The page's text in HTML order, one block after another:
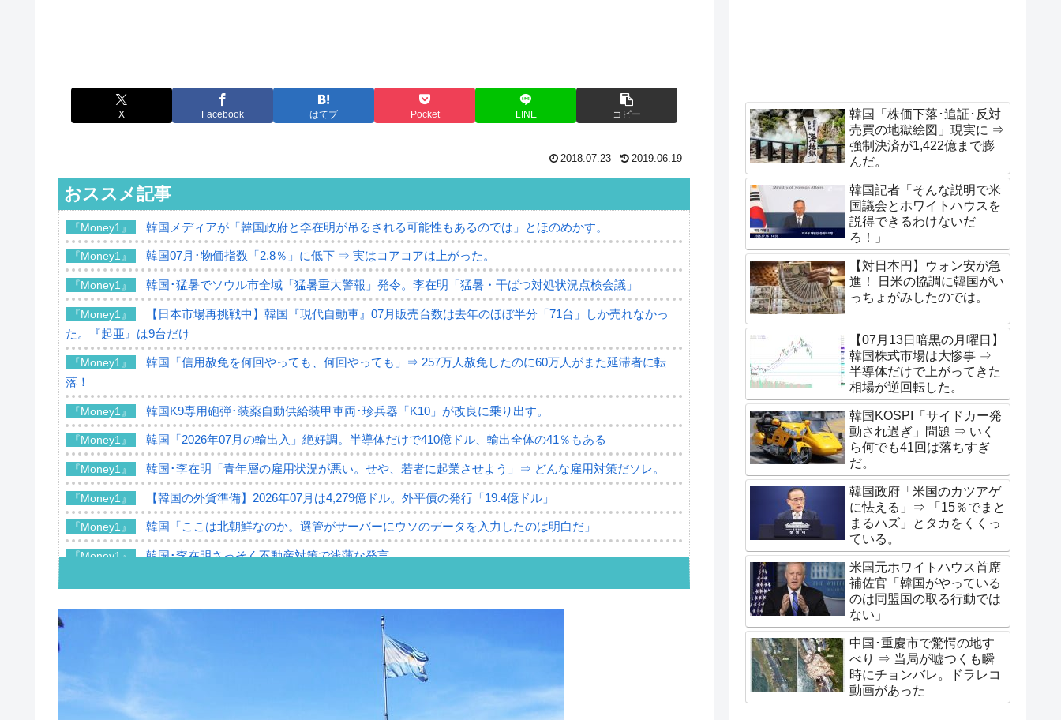
X Facebook はてブ Pocket LINE コピー
2018.07.23 2019.06.19
おススメ記事
『Money1』 韓国メディアが「韓国政府と李在明が吊るされる可能性もあるのでは」とほのめかす。
『Money1』 韓国07月･物価指数「2.8％」に低下 ⇒ 実はコアコアは上がった。
『Money1』 韓国･猛暑でソウル市全域「猛暑重大警報」発令。李在明「猛暑・干ばつ対処状況点検会議」
『Money1』
【日本市場再挑戦中】韓国『現代自動車』07月販売台数は去年のほぼ半分「71台」しか売れなかっ
た。『起亜』は9台だけ
『Money1』
韓国「信用赦免を何回やっても、何回やっても」⇒ 257万人赦免したのに60万人がまた延滞者に転
落！
『Money1』 韓国K9専用砲弾･装薬自動供給装甲車両･珍兵器「K10」が改良に乗り出す。
『Money1』 韓国「2026年07月の輸出入」絶好調。半導体だけで410億ドル、輸出全体の41％もある
『Money1』 韓国･李在明「青年層の雇用状況が悪い。せや、若者に起業させよう」⇒ どんな雇用対策だソレ。
『Money1』 【韓国の外貨準備】2026年07月は4,279億ドル。外平債の発行「19.4億ドル」
『Money1』 韓国「ここは北朝鮮なのか。選管がサーバーにウソのデータを入力したのは明白だ」
『Money1』 韓国･李在明さっそく不動産対策で浅薄な発言。
『韓国銀行』が「金の保有量を増やします」⇒「金を経由するドル入手」手段ではないのか？
韓国･外為取引量「1日当たり1,214.4億ドル」まで拡大 ⇒ 海外資金の動きに強く左右される状態
韓国･帰ってきた李在明。李在明を支持しない「50.5％」に上昇
『Money1』
韓国大統領府ボンクラ政策室長が告発された ⇒ 国家が行った恐るべき株価操作であり、空前の国政
韓国「株価下落･追証･反対
売買の地獄絵図」現実に ⇒
強制決済が1,422億まで膨
んだ。
韓国記者「そんな説明で米
国議会とホワイトハウスを
説得できるわけないだ
ろ！」
【対日本円】ウォン安が急
進！ 日米の協調に韓国がい
っちょがみしたのでは。
【07月13日暗黒の月曜日】
韓国株式市場は大惨事 ⇒
半導体だけで上がってきた
相場が逆回転した。
韓国KOSPI「サイドカー発
動され過ぎ」問題 ⇒ いく
ら何でも41回は落ちすぎ
だ。
韓国政府「米国のカツアゲ
に怯える」⇒ 「15％でまと
まるハズ」とタカをくくっ
ている。
米国元ホワイトハウス首席
補佐官「韓国がやっている
のは同盟国の取る行動では
ない」
中国･重慶市で驚愕の地す
べり ⇒ 当局が嘘つくも瞬
時にチョンバレ。ドラレコ
動画があった